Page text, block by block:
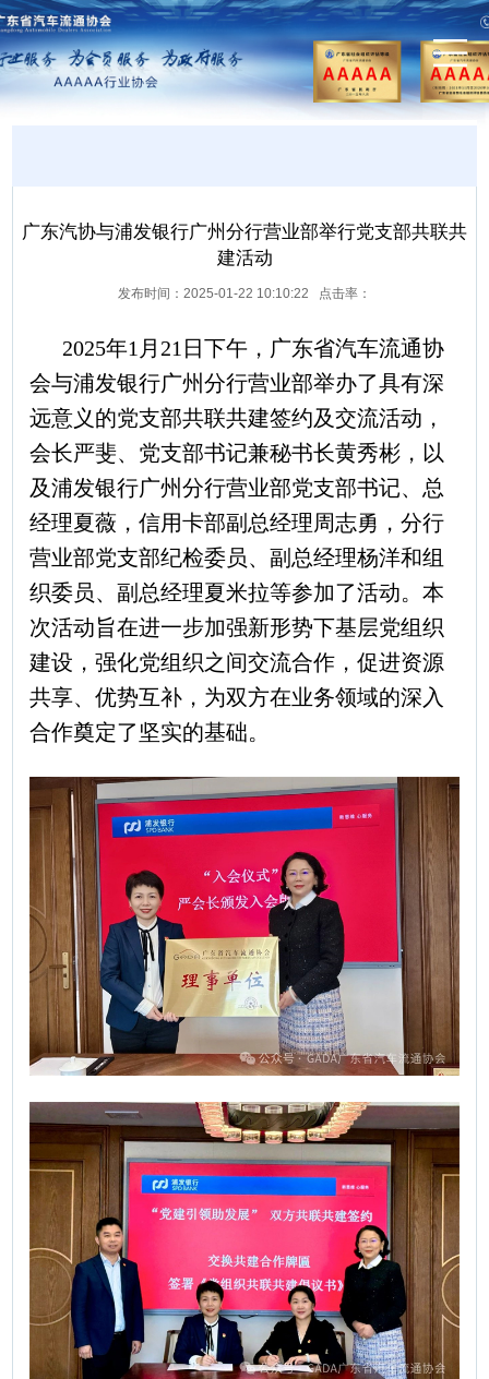
广东汽协与浦发银行广州分行营业部举行党支部共联共
建活动
发布时间：2025-01-22 10:10:22 点击率：
2025年1月21日下午，广东省汽车流通协
会与浦发银行广州分行营业部举办了具有深
远意义的党支部共联共建签约及交流活动，
会长严斐、党支部书记兼秘书长黄秀彬，以
及浦发银行广州分行营业部党支部书记、总
经理夏薇，信用卡部副总经理周志勇，分行
营业部党支部纪检委员、副总经理杨洋和组
织委员、副总经理夏米拉等参加了活动。本
次活动旨在进一步加强新形势下基层党组织
建设，强化党组织之间交流合作，促进资源
共享、优势互补，为双方在业务领域的深入
合作奠定了坚实的基础。